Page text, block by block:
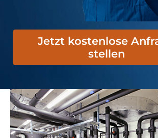
Jetzt kostenlose
stellen